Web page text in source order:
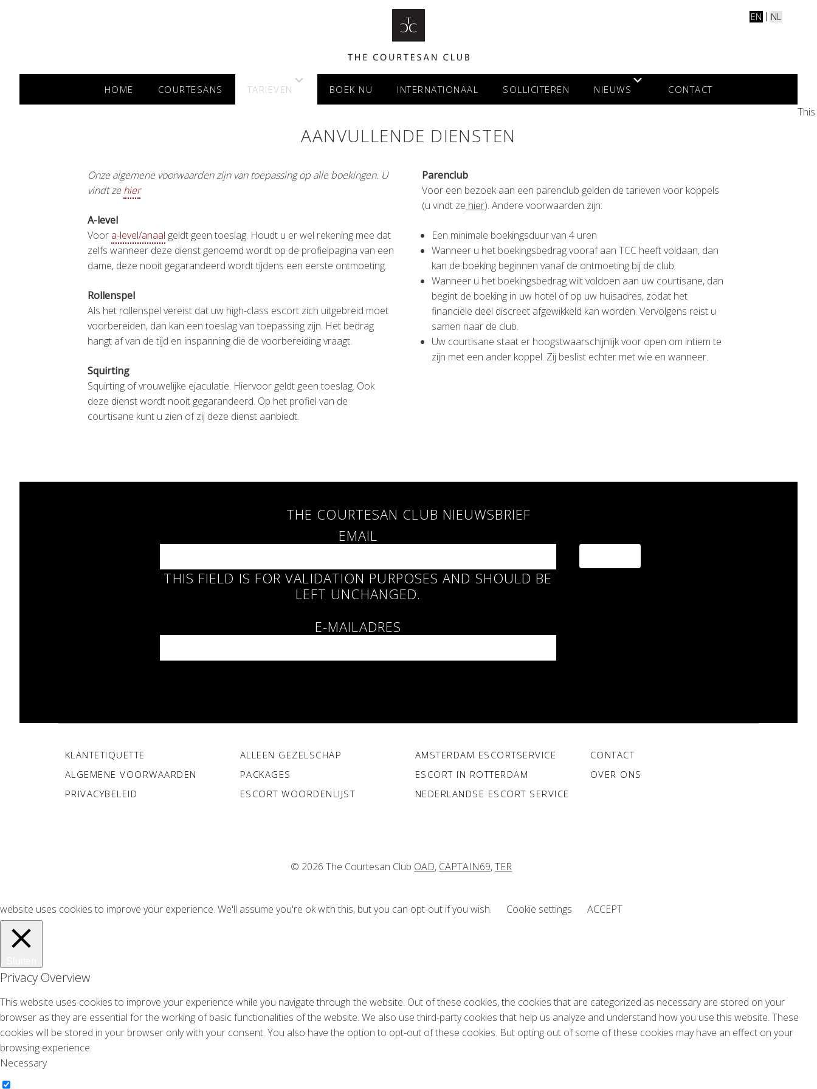
EN NL
HOME COURTESANS TARIEVEN BOEK NU INTERNATIONAAL SOLLICITEREN NIEUWS CONTACT
AANVULLENDE DIENSTEN
Onze algemene voorwaarden zijn van toepassing op alle boekingen. U
vindt zehier
A-level
Voor a-level/anaal geldt geen toeslag. Houdt u er wel rekening mee dat
zelfs wanneer deze dienst genoemd wordt op de profielpagina van een
dame, deze nooit gegarandeerd wordt tijdens een eerste ontmoeting.
Rollenspel
Als het rollenspel vereist dat uw high-class escort zich uitgebreid moet
voorbereiden, dan kan een toeslag van toepassing zijn. Het bedrag
hangt af van de tijd en inspanning die de voorbereiding vraagt.
Squirting
Squirting of vrouwelijke ejaculatie. Hiervoor geldt geen toeslag. Ook
deze dienst wordt nooit gegarandeerd. Op het profiel van de
courtisane kunt u zien of zij deze dienst aanbiedt.
Parenclub
Voor een bezoek aan een parenclub gelden de tarieven voor koppels
(u vindt ze hier). Andere voorwaarden zijn:
Een minimale boekingsduur van 4 uren
Wanneer u het boekingsbedrag vooraf aan TCC heeft voldaan, dan
kan de boeking beginnen vanaf de ontmoeting bij de club.
Wanneer u het boekingsbedrag wilt voldoen aan uw courtisane, dan
begint de boeking in uw hotel of op uw huisadres, zodat het
financiële deel discreet afgewikkeld kan worden. Vervolgens reist u
samen naar de club.
Uw courtisane staat er hoogstwaarschijnlijk voor open om intiem te
zijn met een ander koppel. Zij beslist echter met wie en wanneer.
THE COURTESAN CLUB NIEUWSBRIEF
EMAIL
THIS FIELD IS FOR VALIDATION PURPOSES AND SHOULD BE
LEFT UNCHANGED.
E-MAILADRES
KLANTETIQUETTE
ALGEMENE VOORWAARDEN
PRIVACYBELEID
ALLEEN GEZELSCHAP
PACKAGES
ESCORT WOORDENLIJST
AMSTERDAM ESCORTSERVICE
ESCORT IN ROTTERDAM
NEDERLANDSE ESCORT SERVICE
CONTACT
OVER ONS
© 2026 The Courtesan Club OAD, CAPTAIN69,TER
This
website uses cookies to improve your experience. We'll assume you're ok with this, but you can opt-out if you wish. Cookie settings ACCEPT
Privacy Overview
This website uses cookies to improve your experience while you navigate through the website. Out of these cookies, the cookies that are categorized as necessary are stored on your
browser as they are essential for the working of basic functionalities of the website. We also use third-party cookies that help us analyze and understand how you use this website. These
cookies will be stored in your browser only with your consent. You also have the option to opt-out of these cookies. But opting out of some of these cookies may have an effect on your
browsing experience.
Necessary